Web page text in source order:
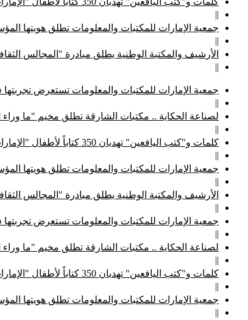
||
جمعية الإمارات للمكتبات والمعلومات تطلق هويتها
||
الأرشيف والمكتبة الوطنية يطلق مبادرة "المجالس
||
جمعية الإمارات للمكتبات والمعلومات تستعرض تجربتها
||
لصناعة الحكاية .. مكتبات الشارقة تطلق مخيم "ما
||
كلمات و"كتب اليافعين" تهديان 350 كتاباً لأطفال "الإمارات الإنسانية"
||
جمعية الإمارات للمكتبات والمعلومات تطلق هويتها
||
الأرشيف والمكتبة الوطنية يطلق مبادرة "المجالس
||
جمعية الإمارات للمكتبات والمعلومات تستعرض تجربتها
||
لصناعة الحكاية .. مكتبات الشارقة تطلق مخيم "ما
||
كلمات و"كتب اليافعين" تهديان 350 كتاباً لأطفال "الإمارات الإنسانية"
||
جمعية الإمارات للمكتبات والمعلومات تطلق هويتها
||